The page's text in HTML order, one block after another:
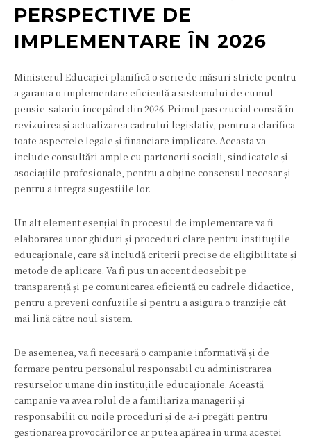
PERSPECTIVE DE
IMPLEMENTARE ÎN 2026
Ministerul Educației planifică o serie de măsuri stricte pentru
a garanta o implementare eficientă a sistemului de cumul
pensie-salariu începând din 2026. Primul pas crucial constă în
revizuirea și actualizarea cadrului legislativ, pentru a clarifica
toate aspectele legale și financiare implicate. Aceasta va
include consultări ample cu partenerii sociali, sindicatele și
asociațiile profesionale, pentru a obține consensul necesar și
pentru a integra sugestiile lor.
Un alt element esențial în procesul de implementare va fi
elaborarea unor ghiduri și proceduri clare pentru instituțiile
educaționale, care să includă criterii precise de eligibilitate și
metode de aplicare. Va fi pus un accent deosebit pe
transparență și pe comunicarea eficientă cu cadrele didactice,
pentru a preveni confuziile și pentru a asigura o tranziție cât
mai lină către noul sistem.
De asemenea, va fi necesară o campanie informativă și de
formare pentru personalul responsabil cu administrarea
resurselor umane din instituțiile educaționale. Această
campanie va avea rolul de a familiariza managerii și
responsabilii cu noile proceduri și de a-i pregăti pentru
gestionarea provocărilor ce ar putea apărea în urma acestei